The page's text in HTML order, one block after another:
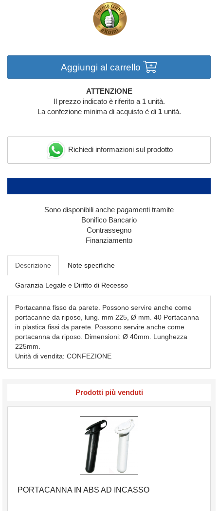
Aggiungi al carrello
ATTENZIONE
Il prezzo indicato è riferito a 1 unità.
La confezione minima di acquisto è di 1unità.
Richiedi informazioni sul prodotto
Sono disponibili anche pagamenti tramite
Bonifico Bancario
Contrassegno
Finanziamento
Descrizione Note specifiche
Garanzia Legale e Diritto di Recesso
Portacanna fisso da parete. Possono servire anche come
portacanne da riposo, lung. mm 225, Ø mm. 40 Portacanna
in plastica fissi da parete. Possono servire anche come
portacanna da riposo. Dimensioni: Ø 40mm. Lunghezza
225mm.
Unità di vendita: CONFEZIONE
Prodotti più venduti
PORTACANNA IN ABS AD INCASSO